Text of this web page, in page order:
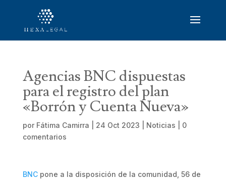
Agencias BNC dispuestas
para el registro del plan
«Borrón y Cuenta Nueva»
por Fátima Camirra 24 Oct 2023 Noticias
0
comentarios
BNCpone a la disposición de la comunidad, 56 de